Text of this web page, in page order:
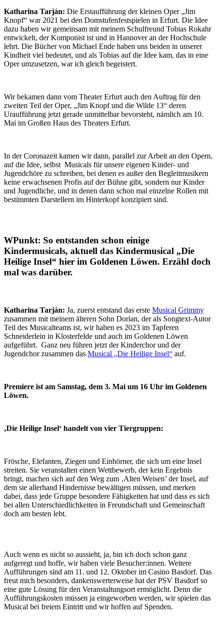
Katharina Tarján: Die Erstaufführung der kleinen Oper „Jim
Knopf“ war 2021 bei den Domstufenfestspielen in Erfurt. Die Idee
dazu haben wir gemeinsam mit meinem Schulfreund Tobias Rokahr
entwickelt, der Komponist ist und in Hannover an der Hochschule
lehrt. Die Bücher von Michael Ende haben uns beiden in unserer
Kindheit viel bedeutet, und als Tobias auf die Idee kam, das in eine
Oper umzusetzen, war ich gleich begeistert.
Wir bekamen dann vom Theater Erfurt auch den Auftrag für den
zweiten Teil der Oper, „Jim Knopf und die Wilde 13“ deren
Uraufführung jetzt gerade unmittelbar bevorsteht, nämlich am 10.
Mai im Großen Haus des Theaters Erfurt.
In der Coronazeit kamen wir dann, parallel zur Arbeit an den Opern,
auf die Idee, selbst Musicals für unsere eigenen Kinder- und
Jugendchöre zu schreiben, bei denen es außer den Begleitmusikern
keine erwachsenen Profis auf der Bühne gibt, sondern nur Kinder
und Jugendliche, und in denen dann schon mal einzelne Rollen mit
bestimmten Darstellern im Hinterkopf konzipiert sind.
WPunkt: So entstanden schon einige
Kindermusicals, aktuell das Kindermusical „Die
Heilige Insel“ hier im Goldenen Löwen. Erzähl doch
mal was darüber.
Katharina Tarján: Ja, zuerst entstand das erste Musical Grimmy
zusammen mit meinem älteren Sohn Dorian, der als Songtext-Autor
Teil des Musicalteams ist, wir haben es 2023 im Tapferen
Schneiderlein in Klosterfelde und auch im Goldenen Löwen
aufgeführt. Ganz neu führen jetzt der Kinderchor und der
Jugendchor zusammen das Musical „Die Heilige Insel“ auf.
Premiere ist am Samstag, dem 3. Mai um 16 Uhr im Goldenen
Löwen.
‚Die Heilige Insel‘ handelt von vier Tiergruppen:
Frösche, Elefanten, Ziegen und Einhörner, die sich um eine Insel
streiten. Sie veranstalten einen Wettbewerb, der kein Ergebnis
bringt, machen sich auf den Weg zum ‚Alten Weisen’ der Insel, auf
dem sie allerhand Hindernisse bewältigen müssen, und merken
dabei, dass jede Gruppe besondere Fähigkeiten hat und dass es sich
bei allen Unterschiedlichkeiten in Freundschaft und Gemeinschaft
doch am besten lebt.
Auch wenn es nicht so aussieht, ja, bin ich doch schon ganz
aufgeregt und hoffe, wir haben viele Besucher:innen. Weitere
Aufführungen sind am 11. und 12. Oktober im Casino Basdorf. Das
freut mich besonders, dankenswerterweise hat der PSV Basdorf so
eine gute Lösung für den Veranstaltungsort ermöglicht. Denn die
Aufführungskosten müssen ja eingeworben werden, wir spielen das
Musical bei freiem Eintritt und wir hoffen auf Spenden.